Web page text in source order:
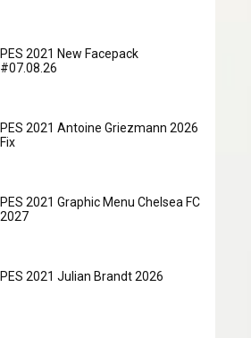
PES 2021 New Facepack
#07.08.26
PES 2021 Antoine Griezmann 2026
Fix
PES 2021 Graphic Menu Chelsea FC
2027
PES 2021 Julian Brandt 2026